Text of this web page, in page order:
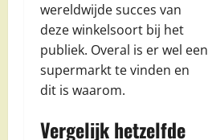
wereldwijde succes van
deze winkelsoort bij het
publiek. Overal is er wel een
supermarkt te vinden en
dit is waarom.
Vergelijk hetzelfde